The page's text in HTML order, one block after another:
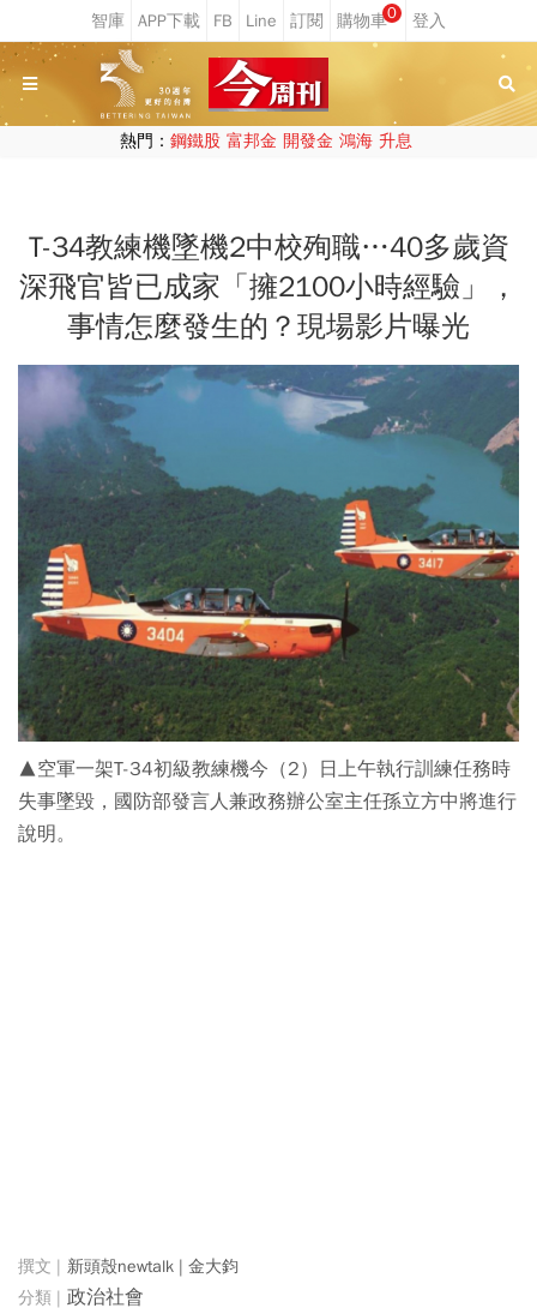
0
熱門： 鋼鐵股 富邦金 開發金 鴻海 升息
T-34教練機墜機2中校殉職…40多歲資
深飛官皆已成家「擁2100小時經驗」，
事情怎麼發生的？現場影片曝光
▲空軍一架T-34初級教練機今（2）日上午執行訓練任務時
失事墜毀，國防部發言人兼政務辦公室主任孫立方中將進行
說明。
新頭殼newtalk | 金大鈞
政治社會